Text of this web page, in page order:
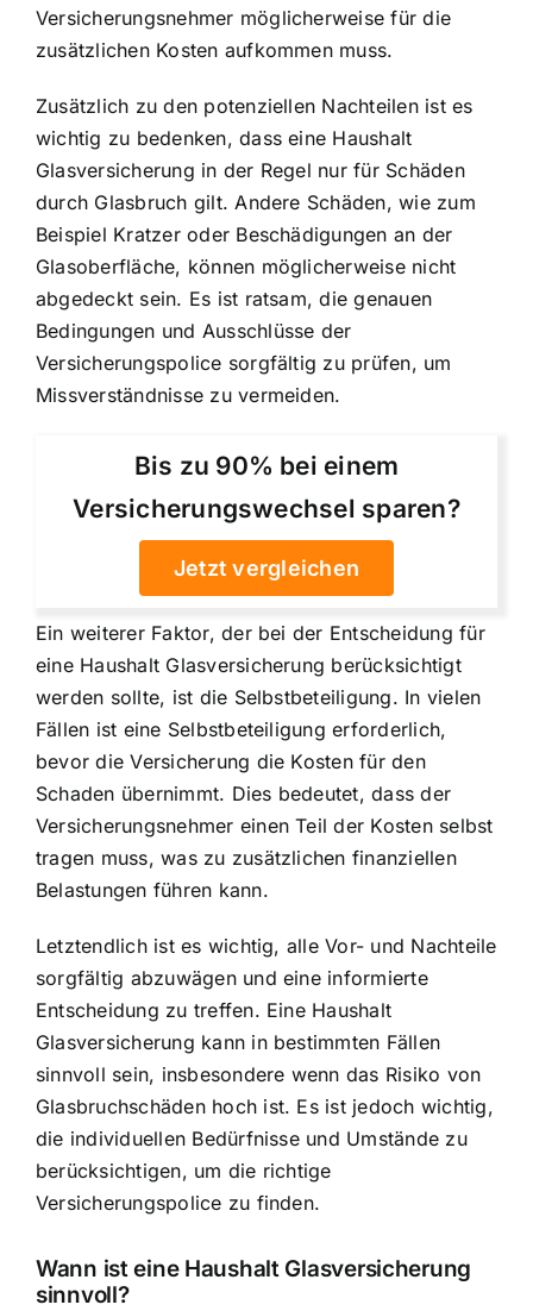
Versicherungsnehmer möglicherweise für die
zusätzlichen Kosten aufkommen muss.
Zusätzlich zu den potenziellen Nachteilen ist es
wichtig zu bedenken, dass eine Haushalt
Glasversicherung in der Regel nur für Schäden
durch Glasbruch gilt. Andere Schäden, wie zum
Beispiel Kratzer oder Beschädigungen an der
Glasoberfläche, können möglicherweise nicht
abgedeckt sein. Es ist ratsam, die genauen
Bedingungen und Ausschlüsse der
Versicherungspolice sorgfältig zu prüfen, um
Missverständnisse zu vermeiden.
Bis zu 90% bei einem
Versicherungswechsel sparen?
Jetzt vergleichen
Ein weiterer Faktor, der bei der Entscheidung für
eine Haushalt Glasversicherung berücksichtigt
werden sollte, ist die Selbstbeteiligung. In vielen
Fällen ist eine Selbstbeteiligung erforderlich,
bevor die Versicherung die Kosten für den
Schaden übernimmt. Dies bedeutet, dass der
Versicherungsnehmer einen Teil der Kosten selbst
tragen muss, was zu zusätzlichen finanziellen
Belastungen führen kann.
Letztendlich ist es wichtig, alle Vor- und Nachteile
sorgfältig abzuwägen und eine informierte
Entscheidung zu treffen. Eine Haushalt
Glasversicherung kann in bestimmten Fällen
sinnvoll sein, insbesondere wenn das Risiko von
Glasbruchschäden hoch ist. Es ist jedoch wichtig,
die individuellen Bedürfnisse und Umstände zu
berücksichtigen, um die richtige
Versicherungspolice zu finden.
Wann ist eine Haushalt Glasversicherung
sinnvoll?